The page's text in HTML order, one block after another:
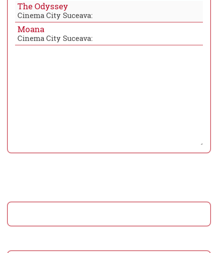
The Odyssey
Cinema City Suceava:
Moana
Cinema City Suceava: